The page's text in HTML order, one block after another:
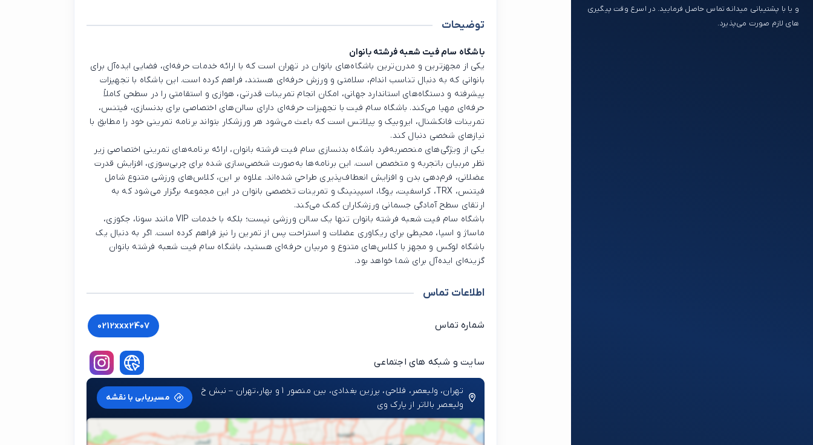
توضیحات
باشگاه سام فیت شعبه فرشته بانوان
یکی از مجهزترین و مدرن‌ترین باشگاه‌های بانوان در تهران است که با ارائه خدمات حرفه‌ای، فضایی ایده‌آل برای
بانوانی که به دنبال تناسب اندام، سلامتی و ورزش حرفه‌ای هستند، فراهم کرده است. این باشگاه با تجهیزات
پیشرفته و دستگاه‌های استاندارد جهانی، امکان انجام تمرینات قدرتی، هوازی و استقامتی را در سطحی کاملاً
حرفه‌ای مهیا می‌کند. باشگاه سام فیت با تجهیزات حرفه‌ای دارای سالن‌های اختصاصی برای بدنسازی، فیتنس،
تمرینات فانکشنال، ایروبیک و پیلاتس است که باعث می‌شود هر ورزشکار بتواند برنامه تمرینی خود را مطابق با
نیازهای شخصی دنبال کند.
یکی از ویژگی‌های منحصربه‌فرد باشگاه بدنسازی سام فیت فرشته بانوان، ارائه برنامه‌های تمرینی اختصاصی زیر
نظر مربیان باتجربه و متخصص است. این برنامه‌ها به‌صورت شخصی‌سازی شده برای چربی‌سوزی، افزایش قدرت
عضلانی، فرم‌دهی بدن و افزایش انعطاف‌پذیری طراحی شده‌اند. علاوه بر این، کلاس‌های ورزشی متنوع شامل
فیتنس، TRX، کراسفیت، یوگا، اسپینینگ و تمرینات تخصصی بانوان در این مجموعه برگزار می‌شود که به
ارتقای سطح آمادگی جسمانی ورزشکاران کمک می‌کند.
باشگاه سام فیت شعبه فرشته بانوان تنها یک سالن ورزشی نیست؛ بلکه با خدمات VIP مانند سونا، جکوزی،
ماساژ و اسپا، محیطی برای ریکاوری عضلات و استراحت پس از تمرین را نیز فراهم کرده است. اگر به دنبال یک
باشگاه لوکس و مجهز با کلاس‌های متنوع و مربیان حرفه‌ای هستید، باشگاه سام فیت شعبه فرشته بانوان
گزینه‌ای ایده‌آل برای شما خواهد بود.
اطلاعات تماس
شماره تماس 0212xxx2407
سایت و شبکه های اجتماعی
تهران، ولیعصر، فلاحی، پرزین بغدادی، بین منصور 1 و بهار،تهران – نبش خ
وليعصر بالاتر از پارك وى
مسیریابی با نقشه
و یا با پشتیبانی میدانه تماس حاصل فرمایید. در اسرع وقت پیگیری
های لازم صورت می‌پذیرد.